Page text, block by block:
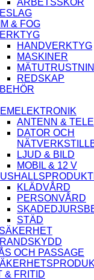
ARBETSSKOR
& FOG
HANDVERKTYG
MASKINER
REDSKAP
ANTENN & TELE
DATOR OCH
LJUD & BILD
MOBIL & 12 V
KLÄDVÅRD
PERSONVÅRD
STÄD
OCH PASSAGE
& FRITID